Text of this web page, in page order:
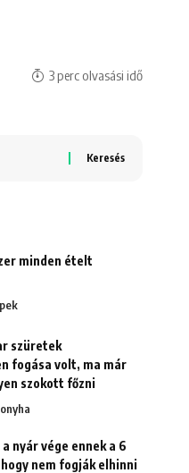
3 perc olvasási idő
minden ételt
szüretek
fogása volt, ma már
szokott főzni
nyár vége ennek a 6
nem fogják elhinni